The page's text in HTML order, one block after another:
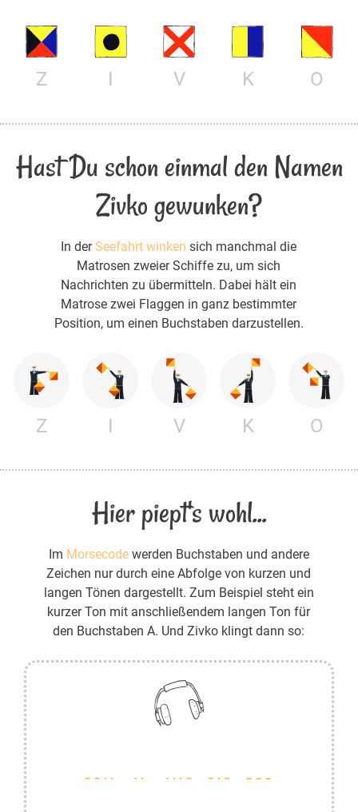
Z I V K O
Hast Du schon einmal den Namen
Zivko gewunken?
In derSeefahrt winken sich manchmal die
Matrosen zweier Schiffe zu, um sich
Nachrichten zu übermitteln. Dabei hält ein
Matrose zwei Flaggen in ganz bestimmter
Position, um einen Buchstaben darzustellen.
Z I V K O
Hier piept's wohl...
Im Morsecodewerden Buchstaben und andere
Zeichen nur durch eine Abfolge von kurzen und
langen Tönen dargestellt. Zum Beispiel steht ein
kurzer Ton mit anschließendem langen Ton für
den Buchstaben A. Und Zivko klingt dann so: